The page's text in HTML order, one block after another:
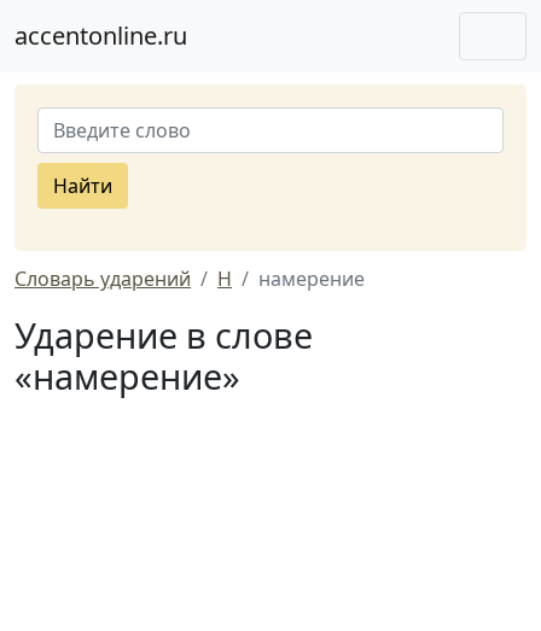
accentonline.ru
Найти
Словарь ударений Н намерение
Ударение в слове
«намерение»